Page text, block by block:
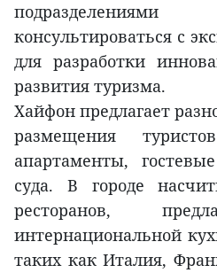
консультироваться с
для разработки
развития туризма.
Хайфон предлагает
размещения
апартаменты,
суда. В городе
ресторанов,
интернациональной
таких как Италия,